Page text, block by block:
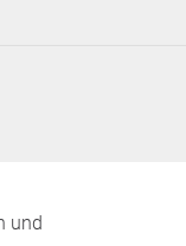
und